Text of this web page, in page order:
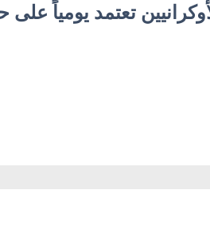
تعتمد يومياً